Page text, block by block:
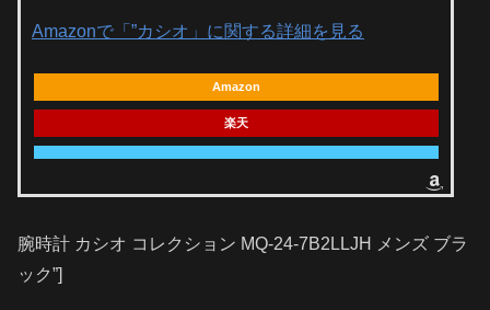
Amazonで「”カシオ」に関する詳細を見る
Amazon
楽天
腕時計 カシオ コレクション MQ-24-7B2LLJH メンズ ブラ
ック”]